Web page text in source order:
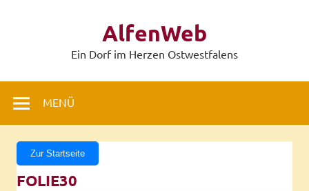
AlfenWeb
Ein Dorf im Herzen Ostwestfalens
MENÜ
Zur Startseite
FOLIE30